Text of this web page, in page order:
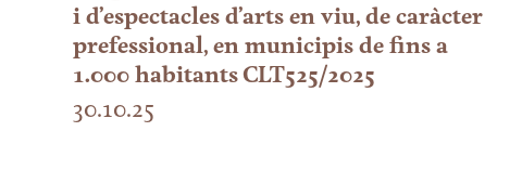
i d’espectacles d’arts en viu, de caràcter
prefessional, en municipis de fins a
1.000 habitants CLT525/2025
30.10.25